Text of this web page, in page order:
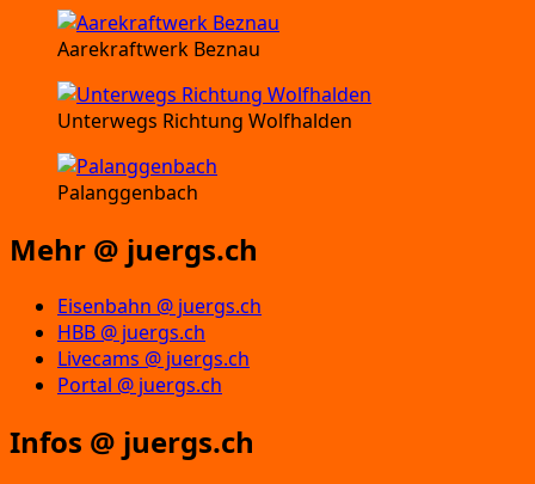
Aarekraftwerk Beznau
Unterwegs Richtung Wolfhalden
Palanggenbach
Mehr @ juergs.ch
Eisenbahn @ juergs.ch
HBB @ juergs.ch
Livecams @ juergs.ch
Portal @ juergs.ch
Infos @ juergs.ch